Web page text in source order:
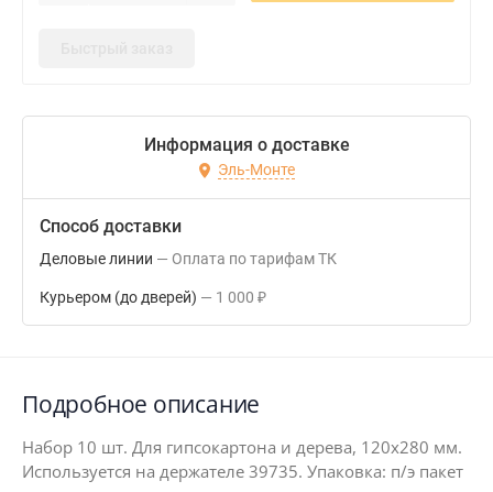
Информация о доставке
Эль-Монте
Способ доставки
Деловые линии Оплата по тарифам ТК
Курьером (до дверей) 1 000 ₽
Подробное описание
Набор 10 шт. Для гипсокартона и дерева, 120х280 мм.
Используется на держателе 39735. Упаковка: п/э пакет